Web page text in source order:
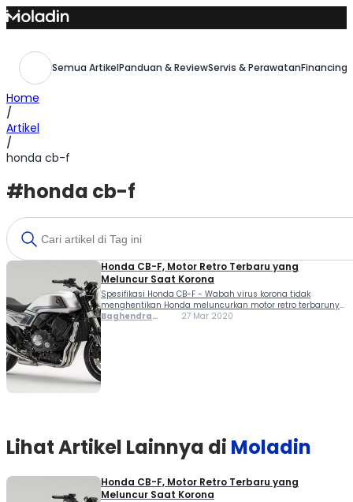
Skip
to
Semua ArtikelPanduan & ReviewServis & Perawatan
Home
/
Artikel
/
honda cb-f
#honda cb-f
Honda CB-F, Motor Retro Terbaru yang
Meluncur Saat Korona
Spesifikasi Honda CB-F - Wabah virus korona tidak
menghentikan Honda meluncurkan motor retro terbarunya,
CB-F. Kuda besi ini diperkenalkan pertama kali ke dunia
Baghendra
27 Mar 2020
Lihat Artikel Lainnya di Moladin
Honda CB-F, Motor Retro Terbaru yang
Meluncur Saat Korona